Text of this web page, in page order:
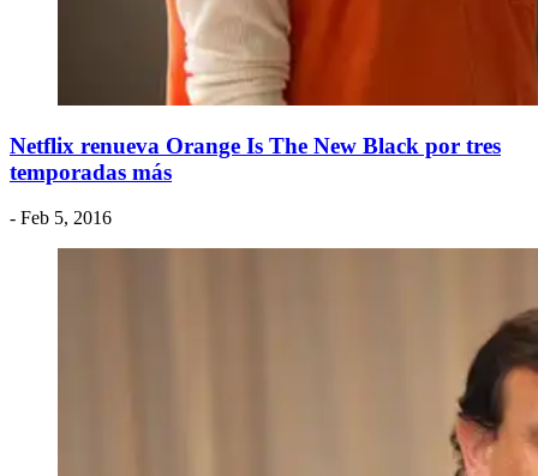
Netflix renueva Orange Is The New Black por tres
temporadas más
- Feb 5, 2016